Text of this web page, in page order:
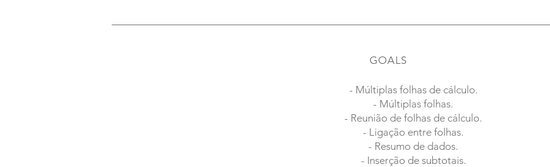
GOALS
- Múltiplas folhas de cálculo.
- Múltiplas folhas.
- Reunião de folhas de cálculo.
- Ligação entre folhas.
- Resumo de dados.
- Inserção de subtotais.